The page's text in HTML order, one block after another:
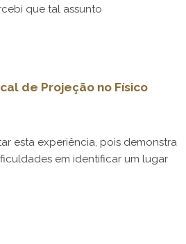
que tal assunto
de Projeção no Físico
esta experiência, pois demonstra
em identificar um lugar